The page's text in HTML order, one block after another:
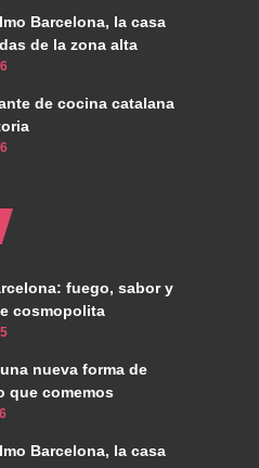
Barcelona, la casa
de la zona alta
de cocina catalana
fuego, sabor y
cosmopolita
nueva forma de
que comemos
Barcelona, la casa